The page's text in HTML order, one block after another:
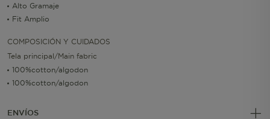
Alto Gramaje
Fit Amplio
COMPOSICIÓN Y CUIDADOS
Tela principal/Main fabric
100%cotton/algodon
100%cotton/algodon
ENVÍOS